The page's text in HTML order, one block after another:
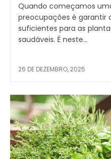
Quando começamos
preocupações é garantir
suficientes para as
saudáveis. É neste...
26 DE DEZEMBRO, 2025